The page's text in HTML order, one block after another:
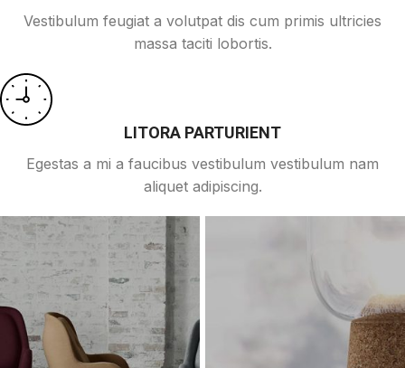
Vestibulum feugiat a volutpat dis cum primis ultricies
massa taciti lobortis.
LITORA PARTURIENT
Egestas a mi a faucibus vestibulum vestibulum nam
aliquet adipiscing.